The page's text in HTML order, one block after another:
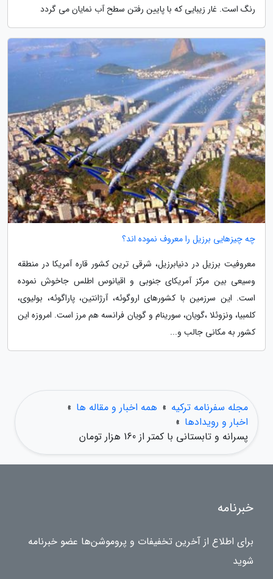
رنگ است. غار زیبایی که با پایین رفتن سطح آب نمایان می گردد
چه چیزهایی برزیل را معروف نموده اند؟
معروفیت برزیل در دنیابرزیل، شرقی ترین کشور قاره آمریکا در منطقه
وسیعی بین مرکز آمریکای جنوبی و اقیانوس اطلس جاخوش نموده
است. این سرزمین با کشورهای اروگوئه، آرژانتین، پاراگوئه، بولیوی،
کلمبیا، ونزوئلا ،گویان، سورینام و گویان فرانسه هم مرز است. امروزه این
کشور به مکانی جالب و...
مجله سفرنامه ترکیه » همه اخبار و مقاله ها »
اخبار و رویدادها »
پسرانه و تابستانی با کمتر از 160 هزار تومان
خبرنامه
برای اطلاع از آخرین تخفیفات و پروموشن‌ها عضو خبرنامه
شوید